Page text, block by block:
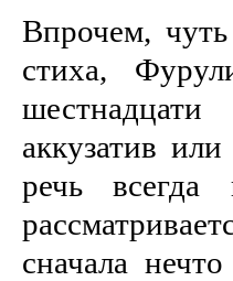
Впрочем,
стиха,
аккузатив
речь
сначала